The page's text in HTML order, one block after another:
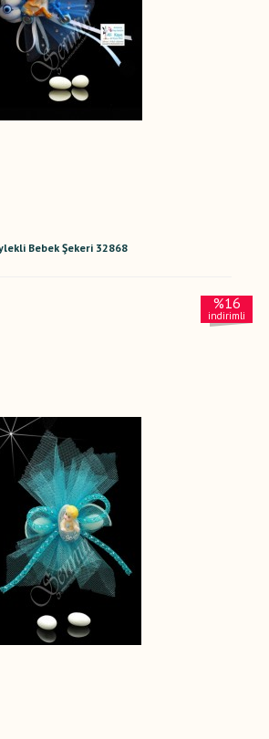
Bebek Şekeri 32868
%16
indirimli